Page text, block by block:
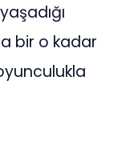
bir o kadar